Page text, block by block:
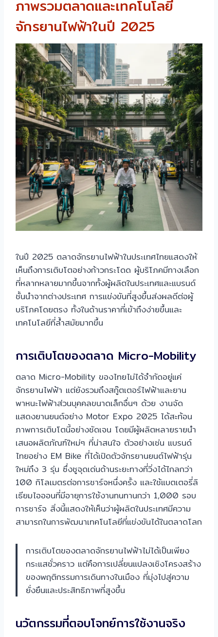
ภาพรวมตลาดและเทคโนโลยี
จักรยานไฟฟ้าในปี 2025
ในปี 2025 ตลาดจักรยานไฟฟ้าในประเทศไทยแสดงให้
เห็นถึงการเติบโตอย่างก้าวกระโดด ผู้บริโภคมีทางเลือก
ที่หลากหลายมากขึ้นจากทั้งผู้ผลิตในประเทศและแบรนด์
ชั้นนำจากต่างประเทศ การแข่งขันที่สูงขึ้นส่งผลดีต่อผู้
บริโภคโดยตรง ทั้งในด้านราคาที่เข้าถึงง่ายขึ้นและ
เทคโนโลยีที่ล้ำสมัยมากขึ้น
การเติบโตของตลาด Micro-Mobility
ตลาด Micro-Mobility ของไทยไม่ได้จำกัดอยู่แค่
จักรยานไฟฟ้า แต่ยังรวมถึงสกู๊ตเตอร์ไฟฟ้าและยาน
พาหนะไฟฟ้าส่วนบุคคลขนาดเล็กอื่นๆ ด้วย งานจัด
แสดงยานยนต์อย่าง Motor Expo 2025 ได้สะท้อน
ภาพการเติบโตนี้อย่างชัดเจน โดยมีผู้ผลิตหลายรายนำ
เสนอผลิตภัณฑ์ใหม่ๆ ที่น่าสนใจ ตัวอย่างเช่น แบรนด์
ไทยอย่าง EM Bike ที่ได้เปิดตัวจักรยานยนต์ไฟฟ้ารุ่น
ใหม่ถึง 3 รุ่น ซึ่งชูจุดเด่นด้านระยะทางที่วิ่งได้ไกลกว่า
100 กิโลเมตรต่อการชาร์จหนึ่งครั้ง และใช้แบตเตอรี่ลิ
เธียมไอออนที่มีอายุการใช้งานทนทานกว่า 1,000 รอบ
การชาร์จ สิ่งนี้แสดงให้เห็นว่าผู้ผลิตในประเทศมีความ
สามารถในการพัฒนาเทคโนโลยีที่แข่งขันได้ในตลาดโลก
การเติบโตของตลาดจักรยานไฟฟ้าไม่ได้เป็นเพียง
กระแสชั่วคราว แต่คือการเปลี่ยนแปลงเชิงโครงสร้าง
ของพฤติกรรมการเดินทางในเมือง ที่มุ่งไปสู่ความ
ยั่งยืนและประสิทธิภาพที่สูงขึ้น
นวัตกรรมที่ตอบโจทย์การใช้งานจริง